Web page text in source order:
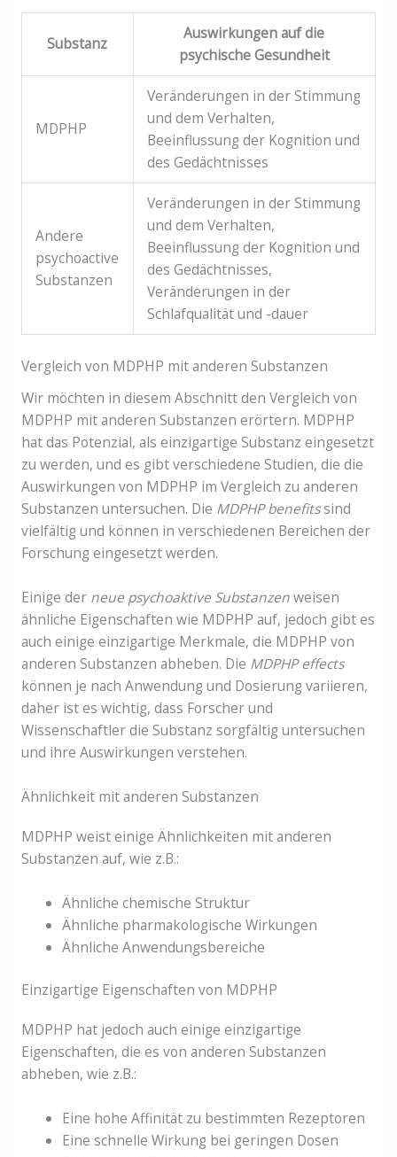
Substanz
Auswirkungen auf die
psychische Gesundheit
MDPHP
Veränderungen in der Stimmung
und dem Verhalten,
Beeinflussung der Kognition und
des Gedächtnisses
Andere
psychoactive
Substanzen
Veränderungen in der Stimmung
und dem Verhalten,
Beeinflussung der Kognition und
des Gedächtnisses,
Veränderungen in der
Schlafqualität und -dauer
Vergleich von MDPHP mit anderen Substanzen
Wir möchten in diesem Abschnitt den Vergleich von
MDPHP mit anderen Substanzen erörtern. MDPHP
hat das Potenzial, als einzigartige Substanz eingesetzt
zu werden, und es gibt verschiedene Studien, die die
Auswirkungen von MDPHP im Vergleich zu anderen
Substanzen untersuchen. Die MDPHP benefitssind
vielfältig und können in verschiedenen Bereichen der
Forschung eingesetzt werden.
Einige der neue psychoaktive Substanzenweisen
ähnliche Eigenschaften wie MDPHP auf, jedoch gibt es
auch einige einzigartige Merkmale, die MDPHP von
anderen Substanzen abheben. Die MDPHP effects
können je nach Anwendung und Dosierung variieren,
daher ist es wichtig, dass Forscher und
Wissenschaftler die Substanz sorgfältig untersuchen
und ihre Auswirkungen verstehen.
Ähnlichkeit mit anderen Substanzen
MDPHP weist einige Ähnlichkeiten mit anderen
Substanzen auf, wie z.B.:
Ähnliche chemische Struktur
Ähnliche pharmakologische Wirkungen
Ähnliche Anwendungsbereiche
Einzigartige Eigenschaften von MDPHP
MDPHP hat jedoch auch einige einzigartige
Eigenschaften, die es von anderen Substanzen
abheben, wie z.B.:
Eine hohe Affinität zu bestimmten Rezeptoren
Eine schnelle Wirkung bei geringen Dosen